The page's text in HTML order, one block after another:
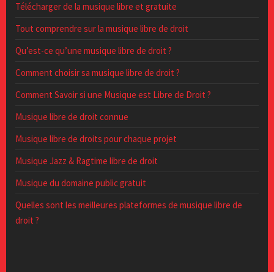
Télécharger de la musique libre et gratuite
Tout comprendre sur la musique libre de droit
Qu’est-ce qu’une musique libre de droit ?
Comment choisir sa musique libre de droit ?
Comment Savoir si une Musique est Libre de Droit ?
Musique libre de droit connue
Musique libre de droits pour chaque projet
Musique Jazz & Ragtime libre de droit
Musique du domaine public gratuit
Quelles sont les meilleures plateformes de musique libre de
droit ?